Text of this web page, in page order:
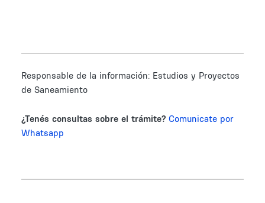
Responsable de la información: Estudios y Proyectos
de Saneamiento
¿Tenés consultas sobre el trámite? Comunicate por
Whatsapp